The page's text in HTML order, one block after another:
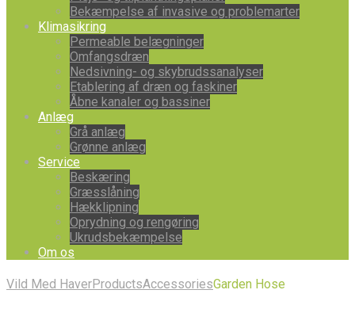
Bekæmpelse af invasive og problemarter
Klimasikring
Permeable belægninger
Omfangsdræn
Nedsivning- og skybrudssanalyser
Etablering af dræn og faskiner
Åbne kanaler og bassiner
Anlæg
Grå anlæg
Grønne anlæg
Service
Beskæring
Græsslåning
Hækklipning
Oprydning og rengøring
Ukrudsbekæmpelse
Om os
Vild Med HaverProductsAccessoriesGarden Hose